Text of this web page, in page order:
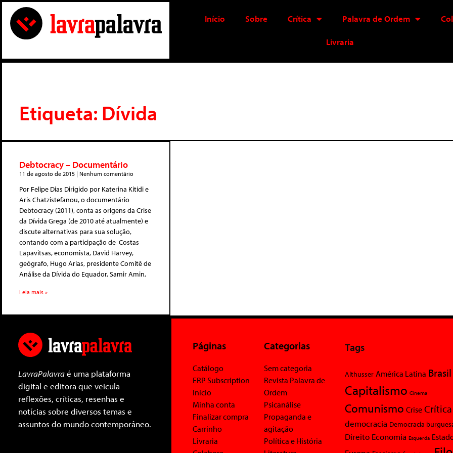
Início Sobre Crítica Palavra de Ordem
Livraria
Etiqueta: Dívida
Debtocracy – Documentário
11 de agosto de 2015 Nenhum comentário
Por Felipe Dias Dirigido por Katerina Kitidi e
Aris Chatzistefanou, o documentário
Debtocracy (2011), conta as origens da Crise
da Dívida Grega (de 2010 até atualmente) e
discute alternativas para sua solução,
contando com a participação de Costas
Lapavitsas, economista, David Harvey,
geógrafo, Hugo Arias, presidente Comitê de
Análise da Dívida do Equador, Samir Amin,
Leia mais »
LavraPalavraé uma plataforma
digital e editora que veicula
reflexões, críticas, resenhas e
notícias sobre diversos temas e
assuntos do mundo contemporâneo.
Páginas
Catálogo
ERP Subscription
Início
Minha conta
Finalizar compra
Carrinho
Livraria
Categorias
Sem categoria
Revista Palavra de
Ordem
Psicanálise
Propaganda e
agitação
Política e História
Tags
Althusser América Latina Brasil
Capitalismo Cinema
Comunismo Crise Crítica
democracia Democracia
Direito Economia Esquerda